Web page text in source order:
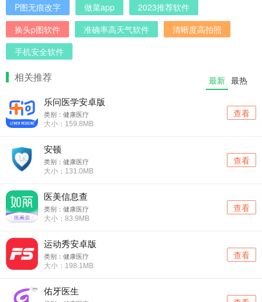
P图无痕改字
做菜app
2023推荐软件
换头p图软件
准确率高天气软件
清晰度高拍照
手机安全软件
相关推荐 最新 最热
乐问医学安卓版
类别：健康医疗
大小：159.8MB
查看
安顿
类别：健康医疗
大小：131.0MB
查看
医美信息查
类别：健康医疗
大小：83.9MB
查看
运动秀安卓版
类别：健康医疗
大小：198.1MB
查看
佑牙医生